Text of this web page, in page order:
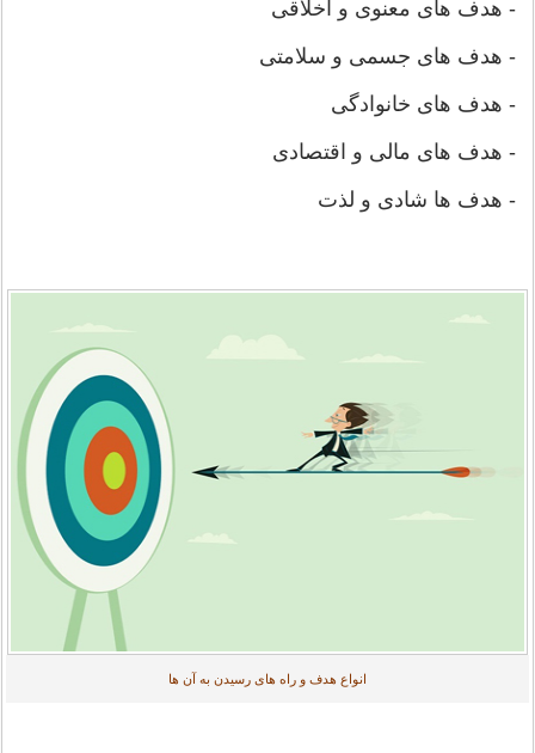
- هدف های معنوی و اخلاقی
- هدف های جسمی و سلامتی
- هدف های خانوادگی
- هدف های مالی و اقتصادی
- هدف ها شادی و لذت
انواع هدف و راه های رسیدن به آن ها